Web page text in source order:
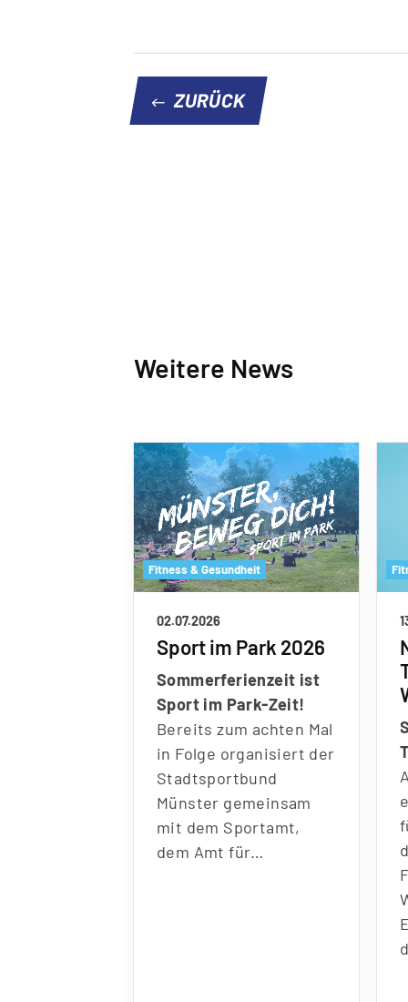
ZURÜCK
Weitere News
Fitness & Gesundheit
02.07.2026
Sport im Park 2026
Sommerferienzeit ist
Sport im Park-Zeit!
Bereits zum achten Mal
in Folge organisiert der
Stadtsportbund
Münster gemeinsam
mit dem Sportamt,
dem Amt für…